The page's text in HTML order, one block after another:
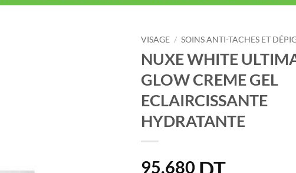
VISAGE / SOINS ANTI-TACHES ET
NUXE WHITE
GLOW CREME GEL
ECLAIRCISSANTE
HYDRATANTE
95.680